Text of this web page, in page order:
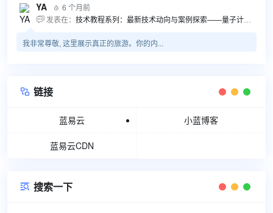
YA  6 个月前
 发表在： 技术教程系列：最新技术动向与案例探索——量子计算商业应用揭秘 该教程将深入探索最新技术动态，重点关注量子计算技术在商业领域的应用，结合具体案例阐述其背景、起因、经过和结果。同时，强调技术文档和运维文档的重要性，揭示它们在新技术发展和行业标准...
我非常尊敬, 这里展示真正的旅游。你的内...
 链接
蓝易云 小蓝博客
蓝易云CDN
 搜索一下